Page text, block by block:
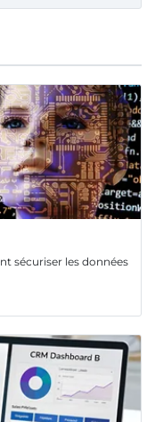
sécuriser les données